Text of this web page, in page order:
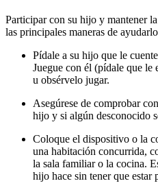
Participar con su hijo y mantener
las principales maneras de
Pídale a su hijo que le
Juegue con él (pídale que le
u obsérvelo jugar.
Asegúrese de comprobar
hijo y si algún desconocido
Coloque el dispositivo o la
una habitación concurrida,
la sala familiar o la cocina.
hijo hace sin tener que estar